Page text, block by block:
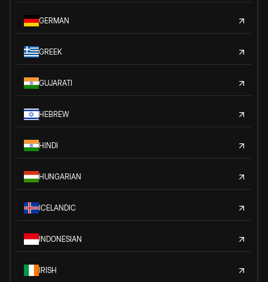
GERMAN
GREEK
GUJARATI
HEBREW
HINDI
HUNGARIAN
ICELANDIC
INDONESIAN
IRISH